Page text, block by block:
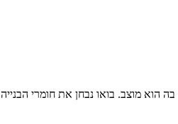
הוא מוצב. בואו נבחן את חומרי הבנייה